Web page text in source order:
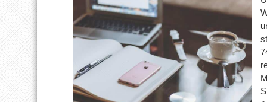
Mini
5
–